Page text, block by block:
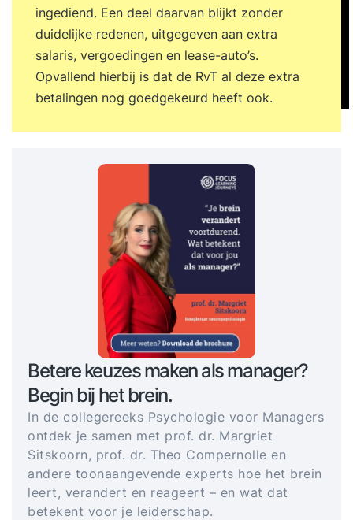
ingediend. Een deel daarvan blijkt zonder
duidelijke redenen, uitgegeven aan extra
salaris, vergoedingen en lease-auto’s.
Opvallend hierbij is dat de RvT al deze extra
betalingen nog goedgekeurd heeft ook.
Betere keuzes maken als manager?
Begin bij het brein.
In de collegereeks Psychologie voor Managers
ontdek je samen met prof. dr. Margriet
Sitskoorn, prof. dr. Theo Compernolle en
andere toonaangevende experts hoe het brein
leert, verandert en reageert – en wat dat
betekent voor je leiderschap.